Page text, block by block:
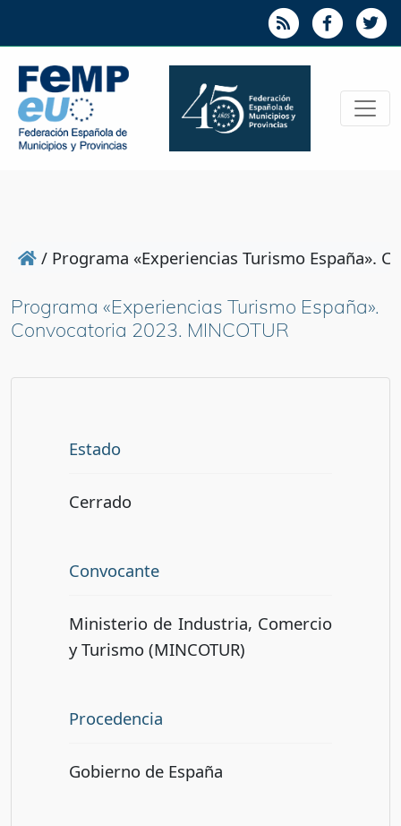
/ Programa «Experiencias Turismo España».
Programa «Experiencias Turismo España».
Convocatoria 2023. MINCOTUR
Estado
Cerrado
Convocante
Ministerio de Industria, Comercio
y Turismo (MINCOTUR)
Procedencia
Gobierno de España